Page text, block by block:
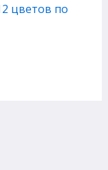
цветов по